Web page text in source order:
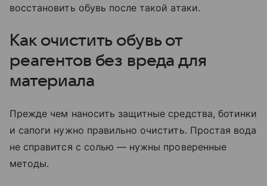
восстановить обувь после такой атаки.
Как очистить обувь от
реагентов без вреда для
материала
Прежде чем наносить защитные средства, ботинки
и сапоги нужно правильно очистить. Простая вода
не справится с солью — нужны проверенные
методы.